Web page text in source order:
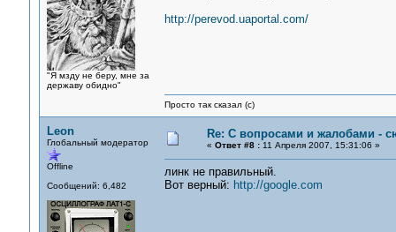
"Я мзду не беру, мне за
державу обидно"
http://perevod.uaportal.com/
Просто так сказал (с)
Leon
Глобальный модератор
Offline
Сообщений: 6,482
Re: С вопросами и жалобами -
« Ответ #8 :11 Апреля 2007, 15:31:06 »
линк не правильный.
Вот верный: http://google.com